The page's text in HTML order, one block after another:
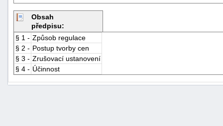
Obsah
předpisu:
§ 1 - Způsob regulace
§ 2 - Postup tvorby cen
§ 3 - Zrušovací ustanovení
§ 4 - Účinnost